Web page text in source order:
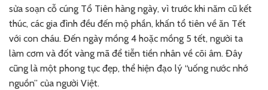
sửa soạn cỗ cúng Tổ Tiên hàng ngày, vì trước khi năm cũ kết
thúc, các gia đình đều đến mộ phần, khấn tổ tiên về ăn Tết
với con cháu. Đến ngày mồng 4 hoặc mồng 5 tết, người ta
làm cơm và đốt vàng mã để tiễn tiền nhân về cõi âm. Đây
cũng là một phong tục đẹp, thể hiện đạo lý “uống nước nhớ
nguồn” của người Việt.